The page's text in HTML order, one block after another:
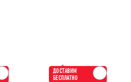
ДОСТАВИМ
БЕСПЛАТНО